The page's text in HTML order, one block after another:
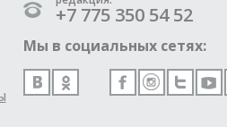
+7 775 350 54 52
Мы в социальных сетях: